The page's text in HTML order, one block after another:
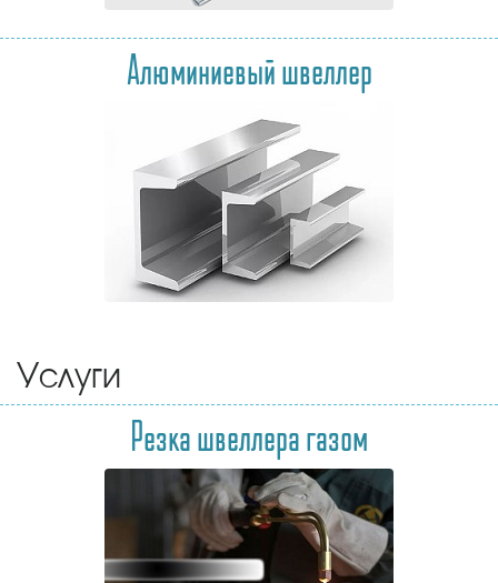
Алюминиевый швеллер
Услуги
Резка швеллера газом